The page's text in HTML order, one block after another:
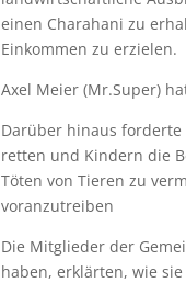
einen Charahani zu
Einkommen zu erzielen.
Axel Meier (Mr.Super)
Darüber hinaus
retten und Kindern die
Töten von Tieren zu
voranzutreiben
Die Mitglieder der
haben, erklärten, wie